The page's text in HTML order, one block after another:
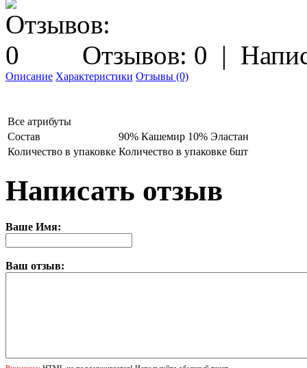
Отзывов: 0 |
Описание Характеристики Отзывы (0)
Все атрибуты
Состав
90% Кашемир 10% Эластан
Количество в упаковке Количество в упаковке 6шт
Написать отзыв
Ваше Имя:
Ваш отзыв: